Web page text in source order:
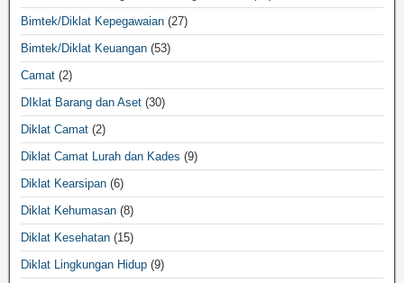
Bimtek/Diklat Kepegawaian (27)
Bimtek/Diklat Keuangan (53)
Camat (2)
DIklat Barang dan Aset (30)
Diklat Camat (2)
Diklat Camat Lurah dan Kades (9)
Diklat Kearsipan (6)
Diklat Kehumasan (8)
Diklat Kesehatan (15)
Diklat Lingkungan Hidup (9)